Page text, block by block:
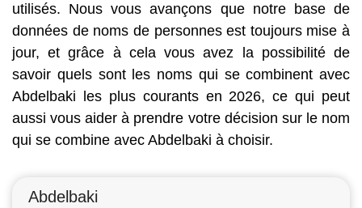
utilisés. Nous vous avançons que notre base de
données de noms de personnes est toujours mise à
jour, et grâce à cela vous avez la possibilité de
savoir quels sont les noms qui se combinent avec
Abdelbaki les plus courants en 2026, ce qui peut
aussi vous aider à prendre votre décision sur le nom
qui se combine avec Abdelbaki à choisir.
Abdelbaki